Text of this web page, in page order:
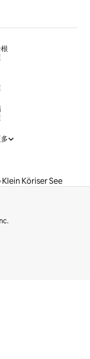
Klein Köriser See